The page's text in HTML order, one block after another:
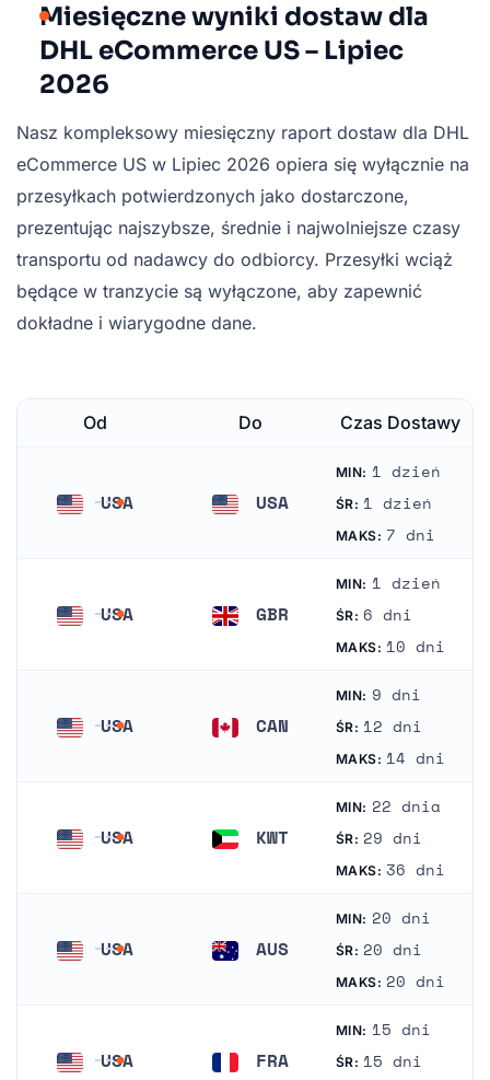
Miesięczne wyniki dostaw dla
DHL eCommerce US – Lipiec
2026
Nasz kompleksowy miesięczny raport dostaw dla DHL
eCommerce US w Lipiec 2026 opiera się wyłącznie na
przesyłkach potwierdzonych jako dostarczone,
prezentując najszybsze, średnie i najwolniejsze czasy
transportu od nadawcy do odbiorcy. Przesyłki wciąż
będące w tranzycie są wyłączone, aby zapewnić
dokładne i wiarygodne dane.
Od Do Czas Dostawy
USA USA
Stany Zjednoczone Ameryki
MIN: 1 dzień
ŚR: 1 dzień
MAKS: 7 dni
USA GBR
MIN: 1 dzień
ŚR: 6 dni
MAKS: 10 dni
USA CAN
MIN: 9 dni
ŚR: 12 dni
MAKS: 14 dni
USA KWT
MIN: 22 dnia
ŚR: 29 dni
MAKS: 36 dni
USA AUS
MIN: 20 dni
ŚR: 20 dni
MAKS: 20 dni
USA FRA
MIN: 15 dni
ŚR: 15 dni